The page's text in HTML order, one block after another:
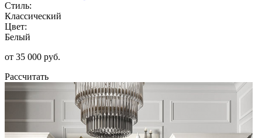
Стиль:
Классический
Цвет:
Белый
от 35 000 руб.
Рассчитать